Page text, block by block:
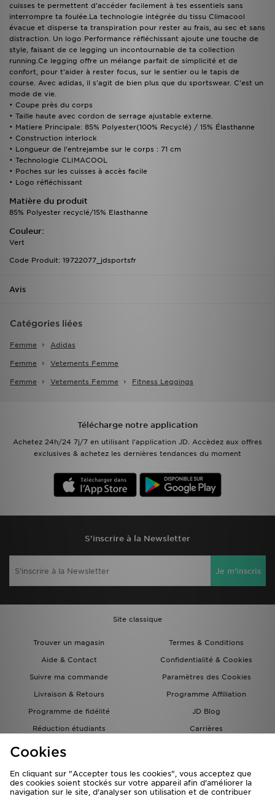
cuisses te permettent d’accéder facilement à tes essentiels sans
interrompre ta foulée.La technologie intégrée du tissu Climacool
évacue et disperse ta transpiration pour rester au frais, au sec et sans
distraction. Un logo Performance réfléchissant ajoute une touche de
style, faisant de ce legging un incontournable de ta collection
running.Ce legging offre un mélange parfait de simplicité et de
confort, pour t’aider à rester focus, sur le sentier ou le tapis de
course. Avec adidas, il s'agit de bien plus que du sportswear. C'est un
mode de vie.
• Coupe près du corps
• Taille haute avec cordon de serrage ajustable externe.
• Matiere Principale: 85% Polyester(100% Recyclé) / 15% Élasthanne
• Construction interlock
• Longueur de l'entrejambe sur le corps : 71 cm
• Technologie CLIMACOOL
• Poches sur les cuisses à accès facile
• Logo réfléchissant
Matière du produit
85% Polyester recyclé/15% Elasthanne
Couleur:
Vert
Code Produit: 19722077_jdsportsfr
Avis
Catégories liées
Femme Adidas
Femme Vetements Femme
Femme Vetements Femme Fitness Leggings
Télécharge notre application
Achetez 24h/24 7j/7 en utilisant l'application JD. Accèdez aux offres
exclusives & achetez les dernières tendances du moment
S'inscrire à la Newsletter
Je m'inscris
Site classique
Trouver un magasin
Termes & Conditions
Aide & Contact
Confidentialité & Cookies
Suivre ma commande
Paramètres des Cookies
Livraison & Retours
Programme Affiliation
Programme de fidélité
JD Blog
Réduction étudiants
Carrières
Carte Cadeau
Cookies
En cliquant sur "Accepter tous les cookies", vous acceptez que
des cookies soient stockés sur votre appareil afin d'améliorer la
navigation sur le site, d'analyser son utilisation et de contribuer